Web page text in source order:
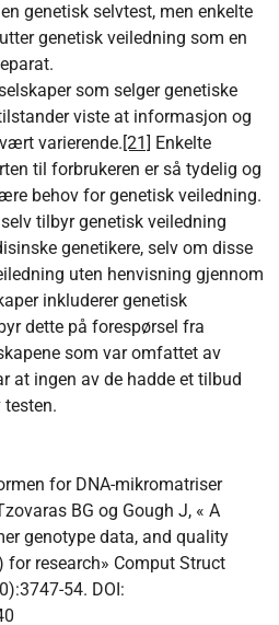
genetisk selvtest, men enkelte
genetisk veiledning som en
som selger genetiske
viste at informasjon og
varierende. [21] Enkelte
til forbrukeren er så tydelig og
behov for genetisk veiledning.
tilbyr genetisk veiledning
genetikere, selv om disse
uten henvisning gjennom
inkluderer genetisk
dette på forespørsel fra
som var omfattet av
at ingen av de hadde et tilbud
for DNA-mikromatriser
BG og Gough J, « A
genotype data, and quality
for research» Comput Struct
54. DOI: